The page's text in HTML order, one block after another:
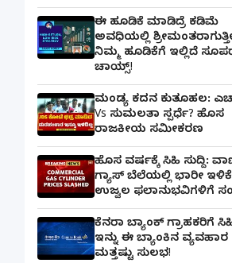
ಈ ಹೂಡಿಕೆ ಮಾಡಿದ್ರೆ ಕಡಿಮೆ
ಅವಧಿಯಲ್ಲಿ
ನಿಮ್ಮ ಹೂಡಿಕೆಗೆ ಇಲ್ಲಿದೆ
ಚಾಯ್ಸ್‌!
ಮಂಡ್ಯ ಕದನ ಕುತೂಹಲ:
Vs ಸುಮಲತಾ ಸ್ಪರ್ಧೆ? ಹೊಸ
ರಾಜಕೀಯ ಸಮೀಕರಣ
ಹೊಸ ವರ್ಷಕ್ಕೆ ಸಿಹಿ ಸುದ್ದಿ:
ಗ್ಯಾಸ್‌ ಬೆಲೆಯಲ್ಲಿ ಭಾರೀ
ಉಜ್ವಲ ಫಲಾನುಭವಿಗಳಿಗೆ
ಕೆನರಾ ಬ್ಯಾಂಕ್‌ ಗ್ರಾಹಕರಿಗೆ ಸಿಹಿ
ಇನ್ನು ಈ ಬ್ಯಾಂಕಿನ ವ್ಯವಹಾರ
ಮತ್ತಷ್ಟು ಸುಲಭ!